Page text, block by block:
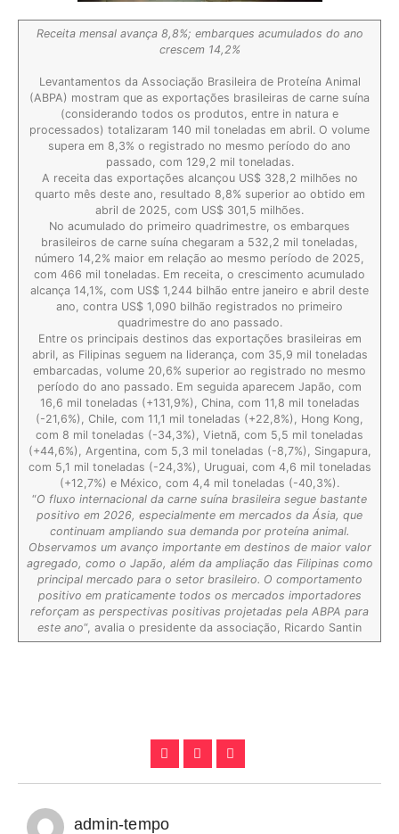
Receita mensal avança 8,8%; embarques acumulados do ano
crescem 14,2%
Levantamentos da Associação Brasileira de Proteína Animal
(ABPA) mostram que as exportações brasileiras de carne suína
(considerando todos os produtos, entre in natura e
processados) totalizaram 140 mil toneladas em abril. O volume
supera em 8,3% o registrado no mesmo período do ano
passado, com 129,2 mil toneladas.
A receita das exportações alcançou US$ 328,2 milhões no
quarto mês deste ano, resultado 8,8% superior ao obtido em
abril de 2025, com US$ 301,5 milhões.
No acumulado do primeiro quadrimestre, os embarques
brasileiros de carne suína chegaram a 532,2 mil toneladas,
número 14,2% maior em relação ao mesmo período de 2025,
com 466 mil toneladas. Em receita, o crescimento acumulado
alcança 14,1%, com US$ 1,244 bilhão entre janeiro e abril deste
ano, contra US$ 1,090 bilhão registrados no primeiro
quadrimestre do ano passado.
Entre os principais destinos das exportações brasileiras em
abril, as Filipinas seguem na liderança, com 35,9 mil toneladas
embarcadas, volume 20,6% superior ao registrado no mesmo
período do ano passado. Em seguida aparecem Japão, com
16,6 mil toneladas (+131,9%), China, com 11,8 mil toneladas
(-21,6%), Chile, com 11,1 mil toneladas (+22,8%), Hong Kong,
com 8 mil toneladas (-34,3%), Vietnã, com 5,5 mil toneladas
(+44,6%), Argentina, com 5,3 mil toneladas (-8,7%), Singapura,
com 5,1 mil toneladas (-24,3%), Uruguai, com 4,6 mil toneladas
(+12,7%) e México, com 4,4 mil toneladas (-40,3%).
“O fluxo internacional da carne suína brasileira segue bastante
positivo em 2026, especialmente em mercados da Ásia, que
continuam ampliando sua demanda por proteína animal.
Observamos um avanço importante em destinos de maior valor
agregado, como o Japão, além da ampliação das Filipinas como
principal mercado para o setor brasileiro. O comportamento
positivo em praticamente todos os mercados importadores
reforçam as perspectivas positivas projetadas pela ABPA para
este ano“, avalia o presidente da associação, Ricardo Santin
admin-tempo